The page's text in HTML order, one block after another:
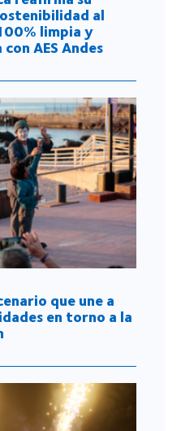
al
limpia y
AES Andes
que une a
en torno a la